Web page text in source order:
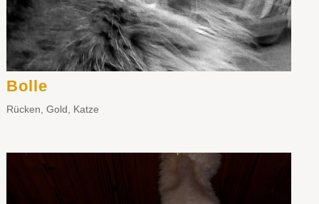
Bolle
Rücken Gold Katze